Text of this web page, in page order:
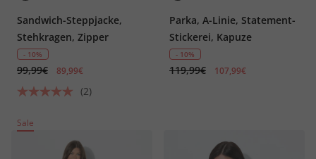
Sandwich-Steppjacke,
Stehkragen, Zipper
- 10%
99,99€ 89,99€
(2)
Parka, A-Linie, Statement-
Stickerei, Kapuze
- 10%
119,99€ 107,99€
Sale